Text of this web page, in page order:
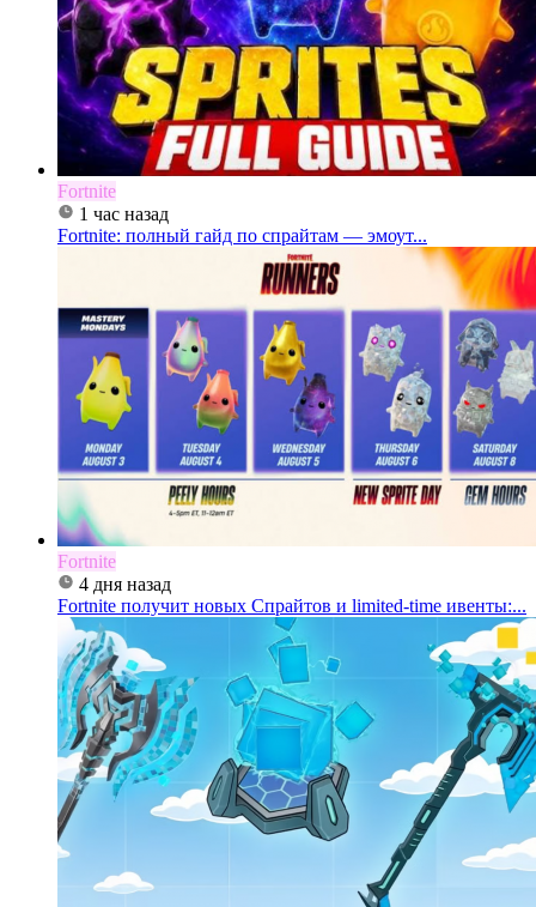
Fortnite
1 час назад
Fortnite: полный гайд по спрайтам — эмоут...
Fortnite
4 дня назад
Fortnite получит новых Спрайтов и limited-time ивенты:...